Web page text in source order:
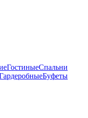
ГостиныеСпальни
Буфеты